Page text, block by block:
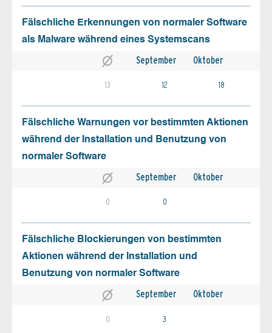
Fälschliche Erkennungen von normaler Software
als Malware während eines Systemscans
September Oktober
13 12 18
Fälschliche Warnungen vor bestimmten Aktionen
während der Installation und Benutzung von
normaler Software
September Oktober
0 0
Fälschliche Blockierungen von bestimmten
Aktionen während der Installation und
Benutzung von normaler Software
September Oktober
0 3